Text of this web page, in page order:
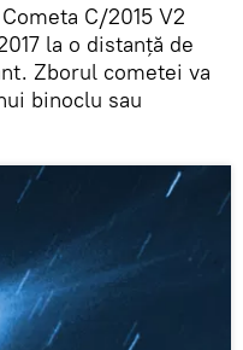
C/2015 V2
la o distanță de
Zborul cometei va
binoclu sau